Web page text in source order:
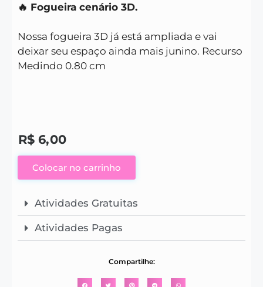
🔥 Fogueira cenário 3D.
Nossa fogueira 3D já está ampliada e vai
deixar seu espaço ainda mais junino. Recurso
Medindo 0.80 cm
R$ 6,00
Colocar no carrinho
Atividades Gratuitas
Atividades Pagas
Compartilhe: